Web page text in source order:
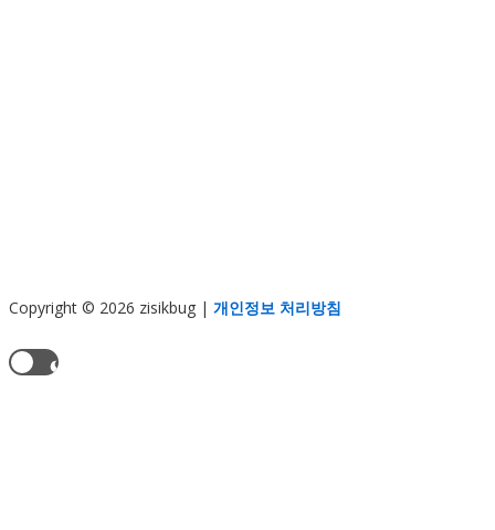
Copyright © 2026 zisikbug | 개인정보 처리방침
현재 테마:
라이트 모드